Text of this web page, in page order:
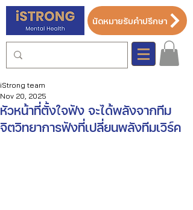
นัดหมายรับคำปรึกษา
หัวหน้าที่ตั้งใจฟัง จะได้พลังจากทีม
จิตวิทยาการฟังที่เปลี่ยนพลังทีมเวิร์ค
iStrong team
Nov 20, 2025